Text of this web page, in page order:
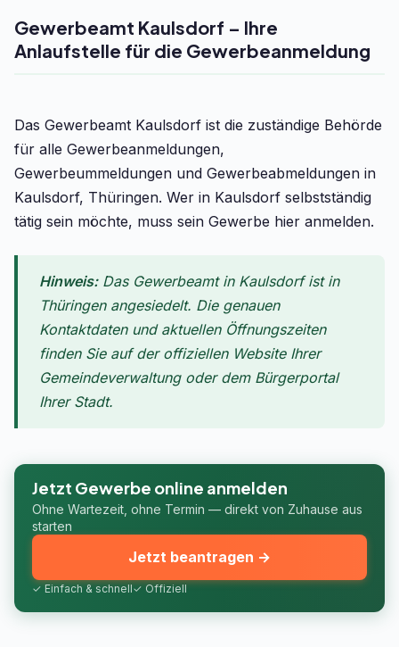
Gewerbeamt Kaulsdorf – Ihre
Anlaufstelle für die Gewerbeanmeldung
Das Gewerbeamt Kaulsdorf ist die zuständige Behörde
für alle Gewerbeanmeldungen,
Gewerbeummeldungen und Gewerbeabmeldungen in
Kaulsdorf, Thüringen. Wer in Kaulsdorf selbstständig
tätig sein möchte, muss sein Gewerbe hier anmelden.
Hinweis:Das Gewerbeamt in Kaulsdorf ist in
Thüringen angesiedelt. Die genauen
Kontaktdaten und aktuellen Öffnungszeiten
finden Sie auf der offiziellen Website Ihrer
Gemeindeverwaltung oder dem Bürgerportal
Ihrer Stadt.
Jetzt Gewerbe online anmelden
Ohne Wartezeit, ohne Termin — direkt von Zuhause aus
starten
✓ Einfach & schnell✓ Offiziell
Jetzt beantragen →